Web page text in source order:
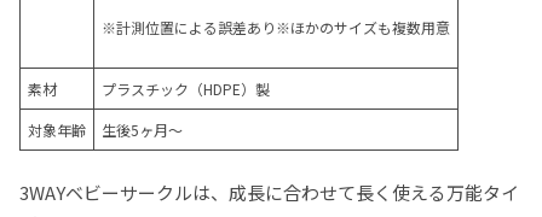
※計測位置による誤差あり※ほかのサイズも複数用意
素材
プラスチック（HDPE）製
対象年齢
生後5ヶ月～
3WAYベビーサークルは、成長に合わせて長く使える万能タイ